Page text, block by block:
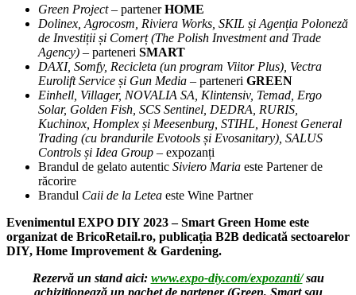
Green Project – partenerHOME
Dolinex, Agrocosm, Riviera Works, SKIL și Agenția Poloneză
de Investiții și Comerț (The Polish Investment and Trade
Agency) – parteneri SMART
DAXI, Somfy, Recicleta (un program Viitor Plus), Vectra
Eurolift Service și Gun Media – parteneri GREEN
Einhell, Villager, NOVALIA SA, Klintensiv, Temad, Ergo
Solar, Golden Fish, SCS Sentinel, DEDRA, RURIS,
Kuchinox, Homplex și Meesenburg, STIHL, Honest General
Trading (cu brandurile Evotools și Evosanitary), SALUS
Controls și Idea Group – expozanți
Brandul de gelato autentic Siviero Maria este Partener de
răcorire
Brandul Caii de la Letea este Wine Partner
Evenimentul EXPO DIY 2023 – Smart Green Home este
organizat de BricoRetail.ro, publicația B2B dedicată sectoarelor
DIY, Home Improvement & Gardening.
Rezervă un stand aici: www.expo-diy.com/expozanti/sau
achiziționează un pachet de partener (Green, Smart sau